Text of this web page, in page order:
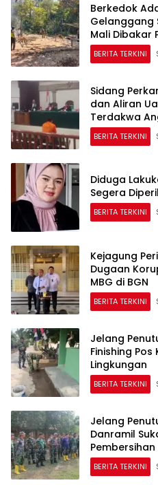
Berkedok
Gelanggang
Mali Dibakar
BERITA TERKINI
Sidang
dan Aliran
Terdakwa
BERITA TERKINI
Diduga
Segera
BERITA TERKINI
Kejagung
Dugaan
MBG di BGN
BERITA TERKINI
Jelang
Finishing
Lingkungan
BERITA TERKINI
Jelang
Danramil
BERITA TERKINI